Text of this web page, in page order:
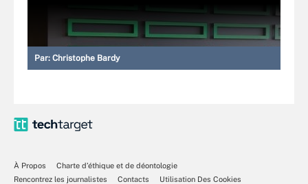
Par: Christophe Bardy
À Propos
Charte d’éthique et de déontologie
Rencontrez les journalistes
Contacts
Utilisation Des Cookies